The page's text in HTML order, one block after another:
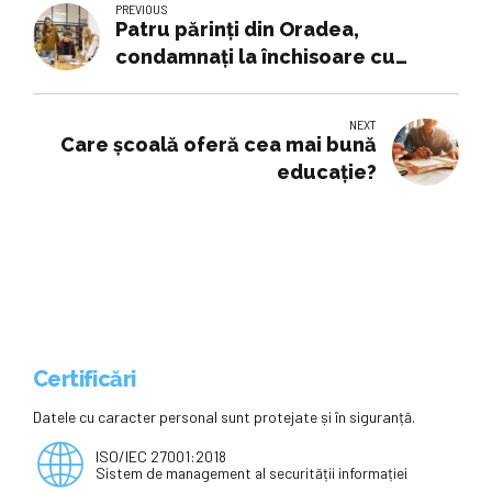
PREVIOUS
Patru părinți din Oradea,
condamnați la închisoare cu
instituție școlară din America
NEXT
Care școală oferă cea mai bună
educație?
Certificări
Datele cu caracter personal sunt protejate și în siguranță.
ISO/IEC 27001:2018
Sistem de management al securității informației